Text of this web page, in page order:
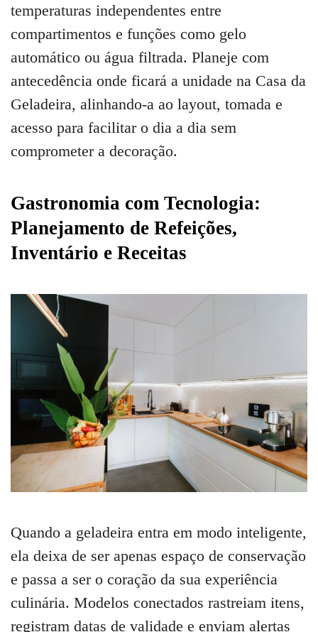
temperaturas independentes entre
compartimentos e funções como gelo
automático ou água filtrada. Planeje com
antecedência onde ficará a unidade na Casa da
Geladeira, alinhando-a ao layout, tomada e
acesso para facilitar o dia a dia sem
comprometer a decoração.
Gastronomia com Tecnologia:
Planejamento de Refeições,
Inventário e Receitas
Quando a geladeira entra em modo inteligente,
ela deixa de ser apenas espaço de conservação
e passa a ser o coração da sua experiência
culinária. Modelos conectados rastreiam itens,
registram datas de validade e enviam alertas